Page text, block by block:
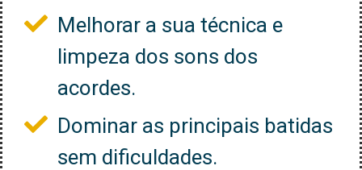
Melhorar a sua técnica e
limpeza dos sons dos
acordes.
Dominar as principais batidas
sem dificuldades.